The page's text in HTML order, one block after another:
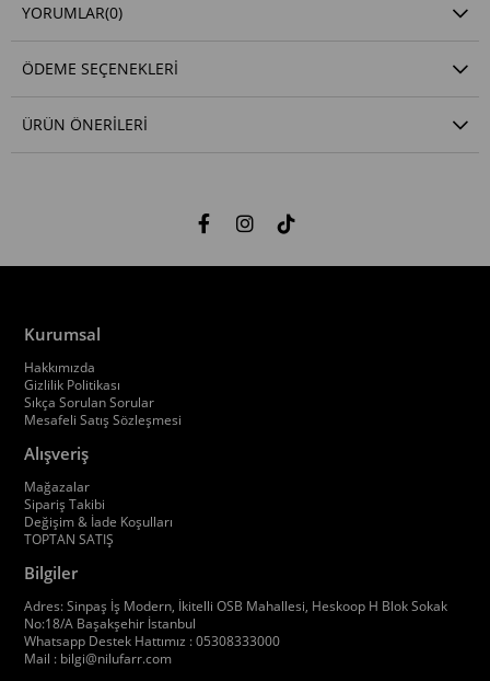
YORUMLAR(0)
ÖDEME SEÇENEKLERI
ÜRÜN ÖNERILERI
Kurumsal
Hakkımızda
Gizlilik Politikası
Sıkça Sorulan Sorular
Mesafeli Satış Sözleşmesi
Alışveriş
Mağazalar
Sipariş Takibi
Değişim & İade Koşulları
TOPTAN SATIŞ
Bilgiler
Adres: Sinpaş İş Modern, İkitelli OSB Mahallesi, Heskoop H Blok Sokak
No:18/A Başakşehir İstanbul
Whatsapp Destek Hattımız : 05308333000
Mail : bilgi@nilufarr.com